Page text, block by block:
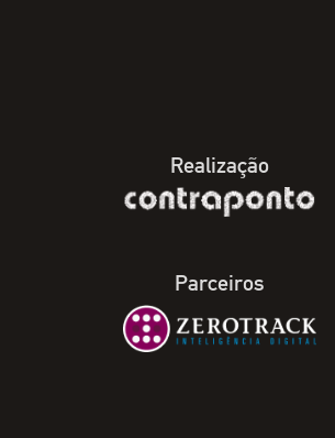
Realização
Parceiros